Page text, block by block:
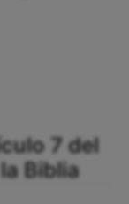
7 del
Biblia